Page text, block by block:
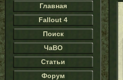
Главная
Fallout 4
Поиск
ЧаВО
Статьи
Форум